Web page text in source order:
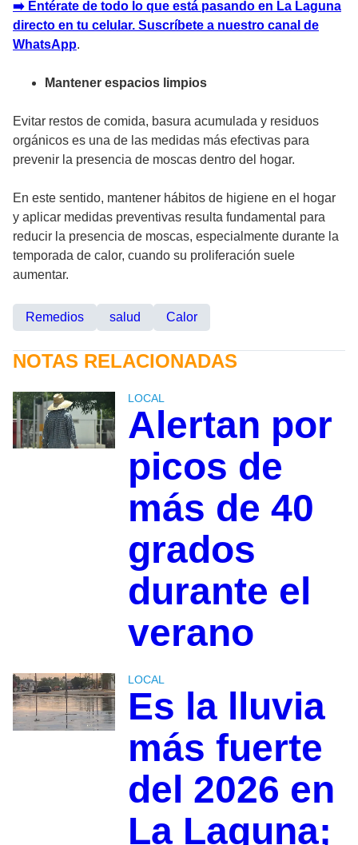
➡️ Entérate de todo lo que está pasando en La Laguna
directo en tu celular. Suscríbete a nuestro canal de
WhatsApp.
Mantener espacios limpios
Evitar restos de comida, basura acumulada y residuos
orgánicos es una de las medidas más efectivas para
prevenir la presencia de moscas dentro del hogar.
En este sentido, mantener hábitos de higiene en el hogar
y aplicar medidas preventivas resulta fundamental para
reducir la presencia de moscas, especialmente durante la
temporada de calor, cuando su proliferación suele
aumentar.
Remedios salud Calor
NOTAS RELACIONADAS
LOCAL
Alertan por
picos de
más de 40
grados
durante el
verano
LOCAL
Es la lluvia
más fuerte
del 2026 en
La Laguna;